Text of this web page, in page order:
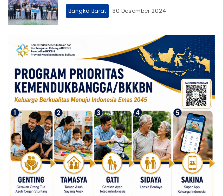
Bangka Barat 30 Desember 2024